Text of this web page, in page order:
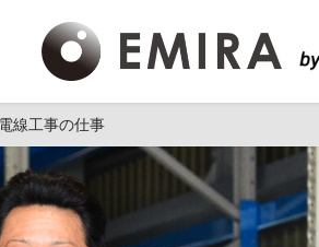
線工事の仕事